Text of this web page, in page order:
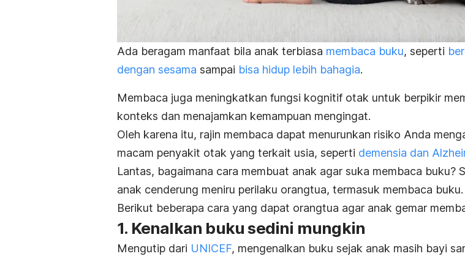
Ada beragam manfaat bila anak terbiasa membaca buku, seperti
dengan sesama sampai bisa hidup lebih bahagia.
Membaca juga meningkatkan fungsi kognitif otak untuk berpikir
konteks dan menajamkan kemampuan mengingat.
Oleh karena itu, rajin membaca dapat menurunkan risiko Anda
macam penyakit otak yang terkait usia, seperti demensia dan
Lantas, bagaimana cara membuat anak agar suka membaca buku?
anak cenderung meniru perilaku orangtua, termasuk membaca buku.
Berikut beberapa cara yang dapat orangtua agar anak gemar
1. Kenalkan buku sedini mungkin
Mengutip dari UNICEF, mengenalkan buku sejak anak masih bayi